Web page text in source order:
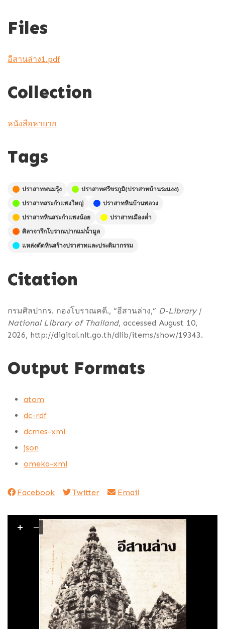
Files
อีสานล่าง1.pdf
Collection
หนังสือหายาก
Tags
ปราสาทพนมรุ้ง
ปราสาทศรีขรภูมิ(ปราสาทบ้านระแงง)
ปราสาทสระกำแพงใหญ่
ปราสาทหินบ้านพลวง
ปราสาทหินสระกำแพงน้อย
ปราสาทเมืองต่ำ
ศิลาจารึกโบราณปากแม่น้ำมูล
แหล่งตัดหินสร้างปราสาทและประติมากรรม
Citation
กรมศิลปากร. กองโบราณคดี., “อีสานล่าง,” D-Library |
National Library of Thailand, accessed August 10,
2026, http://digital.nlt.go.th/dlib/items/show/19343.
Output Formats
atom
dc-rdf
dcmes-xml
json
omeka-xml
Facebook Twitter Email